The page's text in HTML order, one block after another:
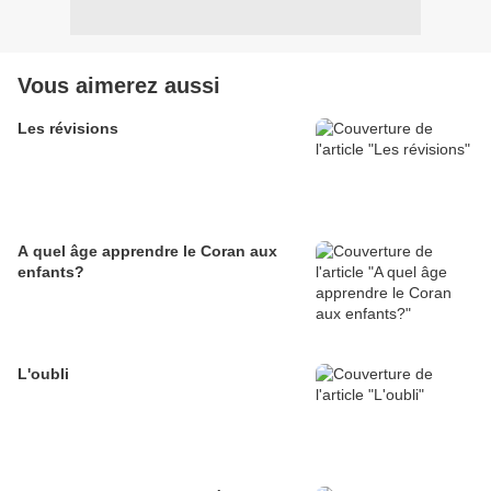
Vous aimerez aussi
Les révisions
A quel âge apprendre le Coran aux
enfants?
L'oubli